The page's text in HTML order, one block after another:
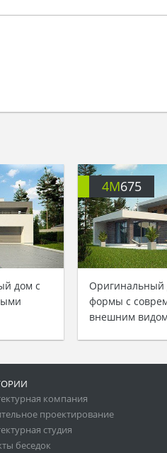
дом с
4M675
Оригинальный
формы с
внешним видом
компания
проектирование
студия
беседок